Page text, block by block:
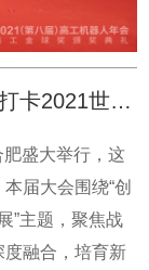
。 同期，本届
闭幕式专场，作
发表了“国产机
产业起步相对较
整机制造的利
业盈亏平衡点
较大冲击。多
创新驱动，数字赋能 | 埃夫特邀您打卡2021世界制造业大会
盛大举行，这
届大会围绕“创
”主题，聚焦战
融合，培育新